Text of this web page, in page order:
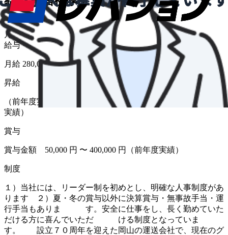
給与形態
月給
給与
月給 280,000円〜350,000円
昇給
（前年度実績 あり） 金額 1月あたり 5,000 円 〜（前年度
実績）
賞与
賞与金額 50,000 円 〜 400,000 円（前年度実績）
制度
１）当社には、リーダー制を初めとし、明確な人事制度があ
ります ２）夏・冬の賞与以外に決算賞与・無事故手当・運
行手当もありま す。安全に仕事をし、長く勤めていた
だける方に喜んでいただ ける制度となっていま
す。 設立７０周年を迎えた岡山の運送会社で、現在のグ